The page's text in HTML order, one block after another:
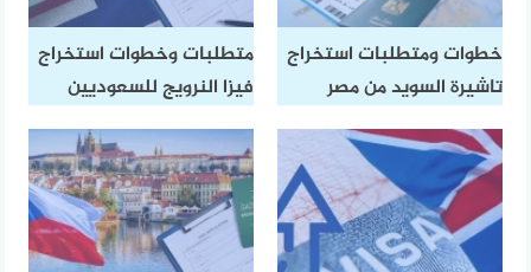
خطوات ومتطلبات استخراج
تاشيرة السويد من مصر​
متطلبات وخطوات استخراج
فيزا النرويج للسعوديين